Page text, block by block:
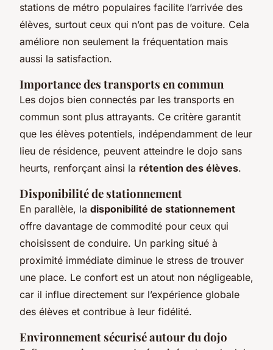
stations de métro populaires facilite l’arrivée des
élèves, surtout ceux qui n’ont pas de voiture. Cela
améliore non seulement la fréquentation mais
aussi la satisfaction.
Importance des transports en commun
Les dojos bien connectés par les transports en
commun sont plus attrayants. Ce critère garantit
que les élèves potentiels, indépendamment de leur
lieu de résidence, peuvent atteindre le dojo sans
heurts, renforçant ainsi la rétention des élèves.
Disponibilité de stationnement
En parallèle, la disponibilité de stationnement
offre davantage de commodité pour ceux qui
choisissent de conduire. Un parking situé à
proximité immédiate diminue le stress de trouver
une place. Le confort est un atout non négligeable,
car il influe directement sur l’expérience globale
des élèves et contribue à leur fidélité.
Environnement sécurisé autour du dojo